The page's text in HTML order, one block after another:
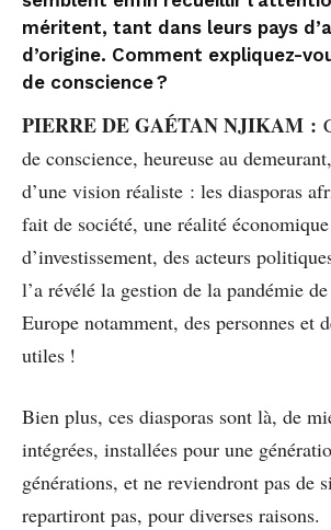
méritent, tant dans leurs pays
d’origine. Comment expliquez-
de conscience ?
PIERRE DE GAÉTAN NJIKAM :
de conscience, heureuse au
d’une vision réaliste : les diasporas
fait de société, une réalité
d’investissement, des acteurs
l’a révélé la gestion de la pandémie
Europe notamment, des personnes et
utiles !
Bien plus, ces diasporas sont là, de
intégrées, installées pour une
générations, et ne reviendront pas de
repartiront pas, pour diverses raisons.